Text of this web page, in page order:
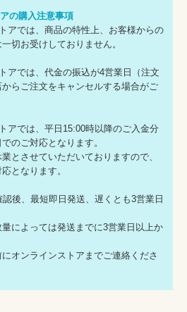
の購入注意事項
アでは、商品の特性上、お客様からの
切お受けしておりません。
アでは、代金の振込が4営業日（注文
らご注文をキャンセルする場合がご
アでは、平日15:00時以降のご入金分
のご対応となります。
とさせていただいておりますので、
となります。
認後、最短即日発送、遅くとも3営業日
によっては発送までに3営業日以上か
オンラインストアまでご連絡くださ